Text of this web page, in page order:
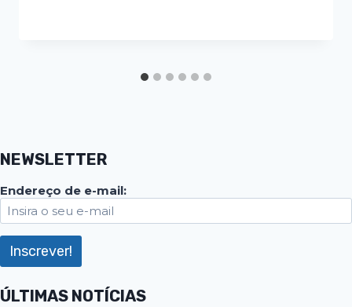
NEWSLETTER
Endereço de e-mail:
ÚLTIMAS NOTÍCIAS